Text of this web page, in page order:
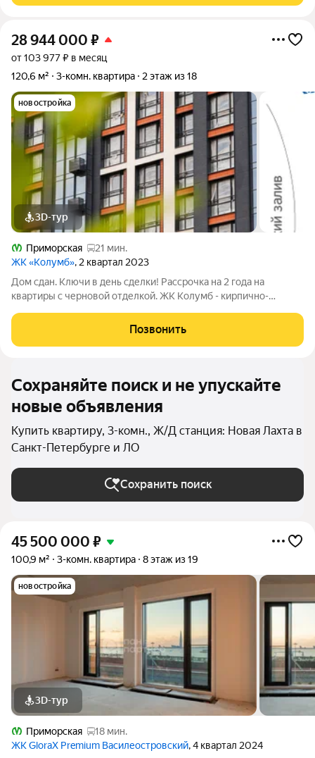
28 944 000 ₽
от 103 977 ₽ в месяц
120,6 м²
3-комн. квартира 2 этаж из 18
новостройка
3D-тур
Приморская
21 мин.
ЖК «Колумб», 2 квартал 2023
Дом сдан. Ключи в день сделки! Рассрочка на 2 года на
квартиры с черновой отделкой. ЖК Колумб - кирпично-
технологии навесного вентилируемого фасада. ЖК нa
Вacильeвcкoм островe с закрытым
Позвонить
Сохраняйте поиск и не упускайте
новые объявления
Купить квартиру, 3-комн., Ж/Д станция: Новая Лахта в
Санкт-Петербурге и ЛО
Сохранить поиск
45 500 000 ₽
100,9 м² 3-комн. квартира 8 этаж из 19
новостройка
3D-тур
Приморская
18 мин.
ЖК GloraX Premium Василеостровский, 4 квартал 2024